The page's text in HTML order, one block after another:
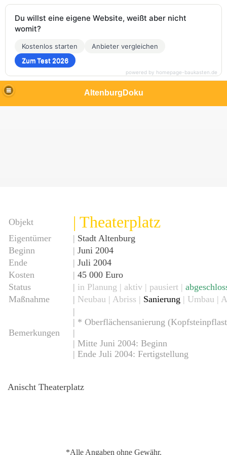
AltenburgDoku
Objekt | Theaterplatz
Eigentümer | Stadt Altenburg
Beginn
| Juni 2004
Ende
| Juli 2004
Kosten
| 45 000 Euro
Status
| in Planung | aktiv | pausiert |
Maßnahme
| Neubau | Abriss | Sanierung | Umbau |
Bemerkungen
|
| * Oberflächensanierung
|
| Mitte Juni 2004: Beginn
| Ende Juli 2004: Fertigstellung
Anischt Theaterplatz
*Alle Angaben ohne Gewähr.
Du willst eine eigene Website, weißt aber nicht
womit?
Kostenlos starten
Anbieter vergleichen
Zum Test 2026
powered by homepage-baukasten.de